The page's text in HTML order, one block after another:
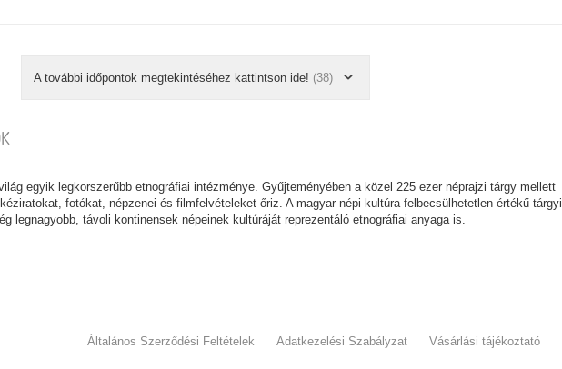
A további időpontok megtekintéséhez kattintson ide! (38)
egyik legkorszerűbb etnográfiai intézménye. Gyűjteményében a közel 225 ezer néprajzi tárgy mellett
fotókat, népzenei és filmfelvételeket őriz. A magyar népi kultúra felbecsülhetetlen értékű tárgyi
legnagyobb, távoli kontinensek népeinek kultúráját reprezentáló etnográfiai anyaga is.
Általános Szerződési Feltételek Adatkezelési Szabályzat Vásárlási tájékoztató